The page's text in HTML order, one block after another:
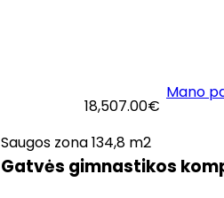
Mano
Gatvės gimnastikos
18,507.00€
Saugos zona 134,8 m2